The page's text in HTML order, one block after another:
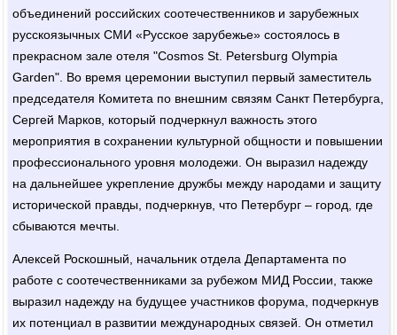
объединений российских соотечественников и зарубежных
русскоязычных СМИ «Русское зарубежье» состоялось в
прекрасном зале отеля "Cosmos St. Petersburg Olympia
Garden". Во время церемонии выступил первый заместитель
председателя Комитета по внешним связям Санкт Петербурга,
Сергей Марков, который подчеркнул важность этого
мероприятия в сохранении культурной общности и повышении
профессионального уровня молодежи. Он выразил надежду
на дальнейшее укрепление дружбы между народами и защиту
исторической правды, подчеркнув, что Петербург – город, где
сбываются мечты.
Алексей Роскошный, начальник отдела Департамента по
работе с соотечественниками за рубежом МИД России, также
выразил надежду на будущее участников форума, подчеркнув
их потенциал в развитии международных связей. Он отметил